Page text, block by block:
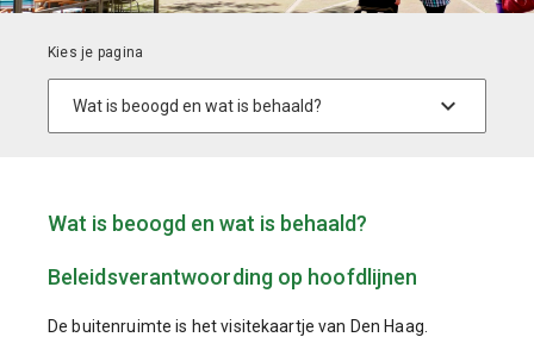
Wat is beoogd en wat is behaald?
Beleidsverantwoording op hoofdlijnen
De buitenruimte is het visitekaartje van Den Haag.